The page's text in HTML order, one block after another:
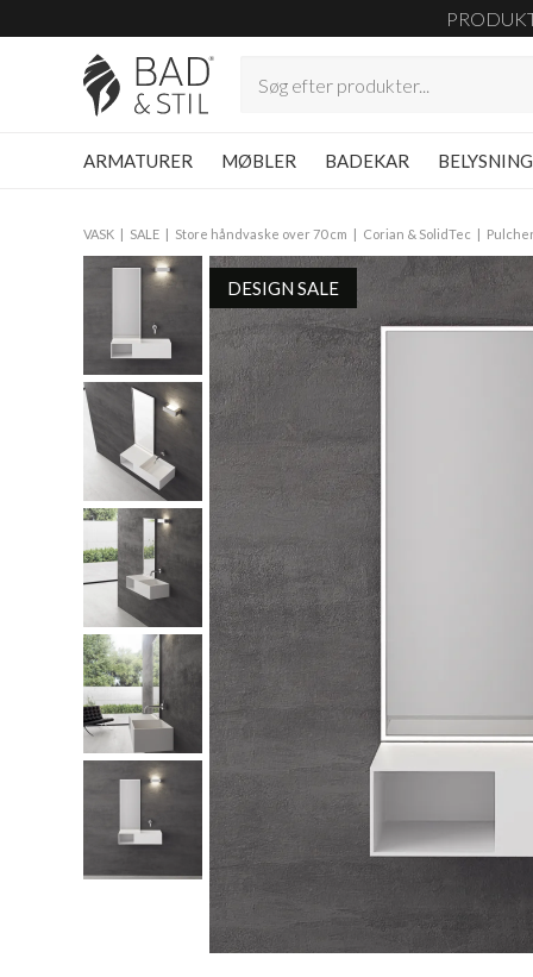
ARMATURER MØBLER BADEKAR BELYSNING
VASK SALE Store håndvaske over 70 cm Corian & SolidTec
DESIGN SALE